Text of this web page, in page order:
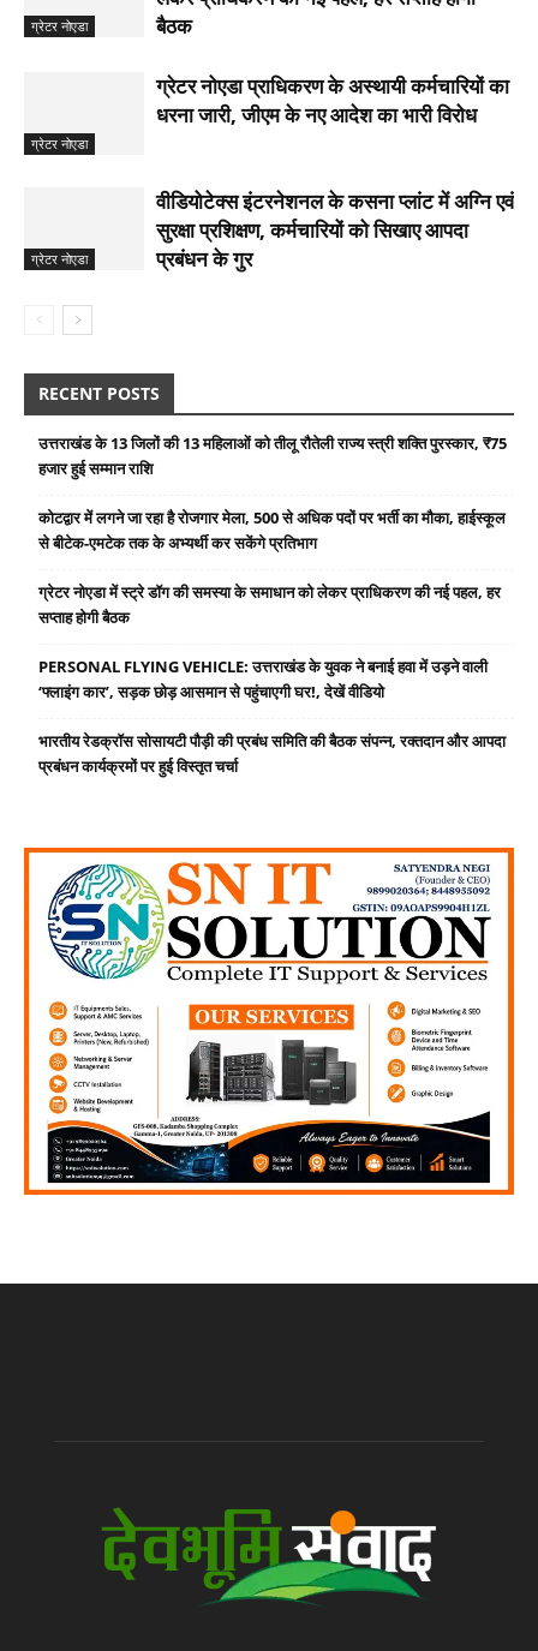
ग्रेटर नोएडा
बैठक
ग्रेटर नोएडा
ग्रेटर नोएडा प्राधिकरण के अस्थायी कर्मचारियों का
धरना जारी, जीएम के नए आदेश का भारी विरोध
ग्रेटर नोएडा
वीडियोटेक्स इंटरनेशनल के कसना प्लांट में अग्नि एवं
सुरक्षा प्रशिक्षण, कर्मचारियों को सिखाए आपदा
प्रबंधन के गुर
RECENT POSTS
उत्तराखंड के 13 जिलों की 13 महिलाओं को तीलू रौतेली राज्य स्त्री शक्ति पुरस्कार, ₹75
हजार हुई सम्मान राशि
कोटद्वार में लगने जा रहा है रोजगार मेला, 500 से अधिक पदों पर भर्ती का मौका, हाईस्कूल
से बीटेक-एमटेक तक के अभ्यर्थी कर सकेंगे प्रतिभाग
ग्रेटर नोएडा में स्ट्रे डॉग की समस्या के समाधान को लेकर प्राधिकरण की नई पहल, हर
सप्ताह होगी बैठक
PERSONAL FLYING VEHICLE: उत्तराखंड के युवक ने बनाई हवा में उड़ने वाली
‘फ्लाइंग कार’, सड़क छोड़ आसमान से पहुंचाएगी घर!, देखें वीडियो
भारतीय रेडक्रॉस सोसायटी पौड़ी की प्रबंध समिति की बैठक संपन्न, रक्तदान और आपदा
प्रबंधन कार्यक्रमों पर हुई विस्तृत चर्चा